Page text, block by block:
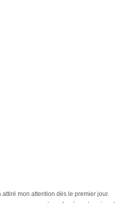
attiré mon attention dès le premier jour.